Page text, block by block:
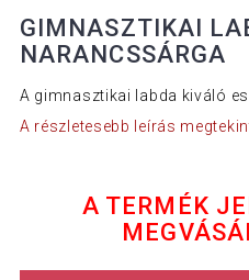
GIMNASZTIKAI
NARANCSSÁRGA
A gimnasztikai labda kiváló
A részletesebb leírás
A TERMÉK